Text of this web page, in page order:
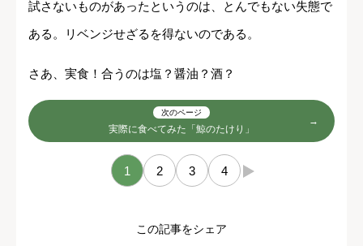
試さないものがあったというのは、とんでもない失態で
ある。リベンジせざるを得ないのである。
さあ、実食！合うのは塩？醤油？酒？
次のページ
実際に食べてみた「鯨のたけり」
1 2 3 4 →
この記事をシェア